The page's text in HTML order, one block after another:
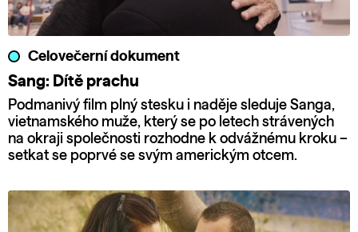
Celovečerní dokument
Sang: Dítě prachu
Podmanivý film plný stesku i naděje sleduje Sanga,
vietnamského muže, který se po letech strávených
na okraji společnosti rozhodne k odvážnému kroku –
setkat se poprvé se svým americkým otcem.